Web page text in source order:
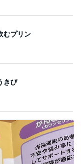
むプリン
きび